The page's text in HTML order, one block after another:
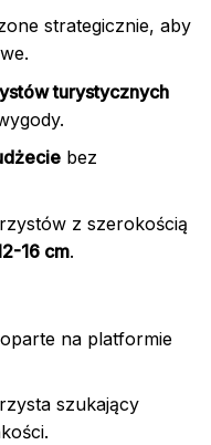
strategicznie, aby
turystycznych
bez
z szerokością
16 cm.
na platformie
szukający